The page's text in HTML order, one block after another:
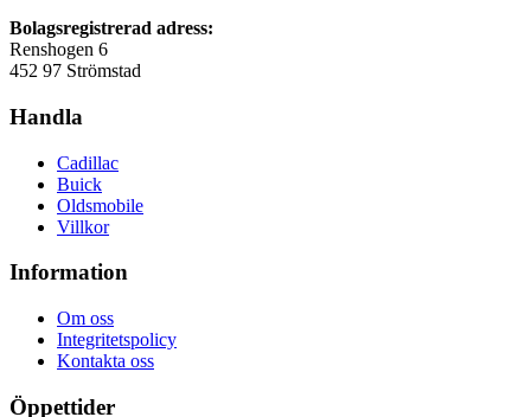
Bolagsregistrerad adress:
Renshogen 6
452 97 Strömstad
Handla
Cadillac
Buick
Oldsmobile
Villkor
Information
Om oss
Integritetspolicy
Kontakta oss
Öppettider